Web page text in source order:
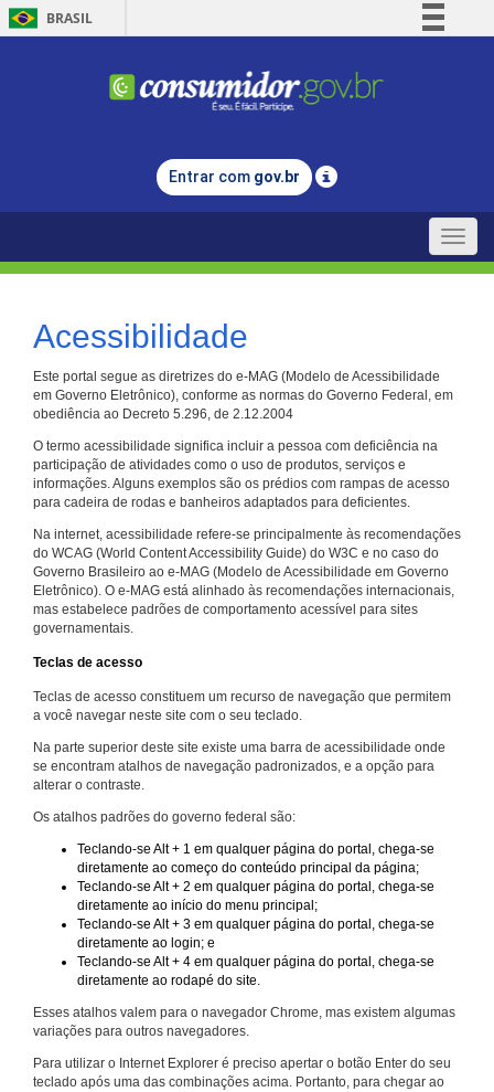
BRASIL
Comunica BR
Legislação
Entrar com gov.br
Toggle
Acessibilidade
Este portal segue as diretrizes do e-MAG (Modelo de Acessibilidade
em Governo Eletrônico), conforme as normas do Governo Federal, em
obediência ao Decreto 5.296, de 2.12.2004
O termo acessibilidade significa incluir a pessoa com deficiência na
participação de atividades como o uso de produtos, serviços e
informações. Alguns exemplos são os prédios com rampas de acesso
para cadeira de rodas e banheiros adaptados para deficientes.
Na internet, acessibilidade refere-se principalmente às recomendações
do WCAG (World Content Accessibility Guide) do W3C e no caso do
Governo Brasileiro ao e-MAG (Modelo de Acessibilidade em Governo
Eletrônico). O e-MAG está alinhado às recomendações internacionais,
mas estabelece padrões de comportamento acessível para sites
governamentais.
Teclas de acesso
Teclas de acesso constituem um recurso de navegação que permitem
a você navegar neste site com o seu teclado.
Na parte superior deste site existe uma barra de acessibilidade onde
se encontram atalhos de navegação padronizados, e a opção para
alterar o contraste.
Os atalhos padrões do governo federal são:
Teclando-se Alt + 1 em qualquer página do portal, chega-se
diretamente ao começo do conteúdo principal da página;
Teclando-se Alt + 2 em qualquer página do portal, chega-se
diretamente ao início do menu principal;
Teclando-se Alt + 3 em qualquer página do portal, chega-se
diretamente ao login; e
Teclando-se Alt + 4 em qualquer página do portal, chega-se
diretamente ao rodapé do site.
Esses atalhos valem para o navegador Chrome, mas existem algumas
variações para outros navegadores.
Para utilizar o Internet Explorer é preciso apertar o botão Enter do seu
teclado após uma das combinações acima. Portanto, para chegar ao